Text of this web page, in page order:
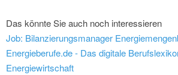
Das könnte Sie auch noch interessieren
Energieberufe.de - Das digitale
Energiewirtschaft